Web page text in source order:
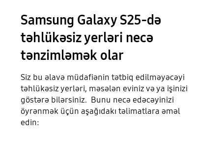
Samsung Galaxy S25-də
təhlükəsiz yerləri necə
tənzimləmək olar
Siz bu əlavə müdafiənin tətbiq edilməyəcəyi
təhlükəsiz yerləri, məsələn eviniz və ya işinizi
göstərə bilərsiniz. Bunu necə edəcəyinizi
öyrənmək üçün aşağıdakı təlimatlara əməl
edin: